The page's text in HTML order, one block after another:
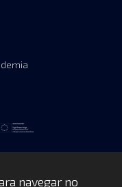
navegar no